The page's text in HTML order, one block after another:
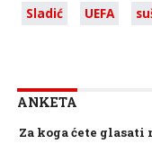
Sladić
UEFA
ANKETA
Za koga ćete